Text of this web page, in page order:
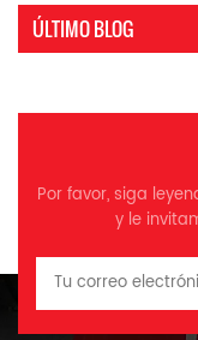
ÚLTIMO BLOG
Por favor, siga
y le